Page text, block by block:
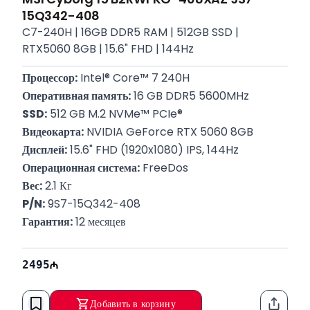
15Q342-408
C7-240H | 16GB DDR5 RAM | 512GB SSD |
RTX5060 8GB | 15.6" FHD | 144Hz
Процессор: Intel® Core™ 7 240H
Оперативная память: 16 GB DDR5 5600MHz
SSD: 512 GB M.2 NVMe™ PCIe®
Видеокарта: NVIDIA GeForce RTX 5060 8GB
Дисплей: 15.6" FHD (1920x1080) IPS, 144Hz
Операционная система: FreeDos
Вес: 2.1 Кг
P/N: 9S7-15Q342-408
Гарантия: 12 месяцев
2495
Добавить в корзину